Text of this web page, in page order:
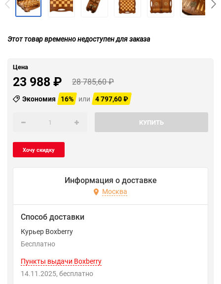
Этот товар временно недоступен для заказа
Цена
23 988₽ 28 785,60₽
Экономия 16% или 4 797,60₽
КУПИТЬ
Информация о доставке
Москва
Способ доставки
Курьер Boxberry
Бесплатно
Пункты выдачи Boxberry
14.11.2025
Бесплатно